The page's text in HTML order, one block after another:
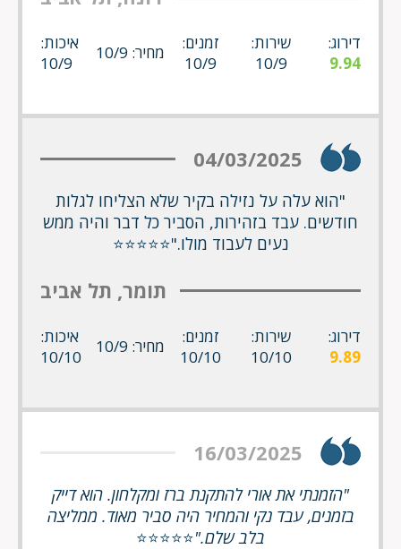
דירוג:
9.94
שירות:
10/9
זמנים:
10/9
מחיר: 10/9
איכות:
10/9
04/03/2025
"הוא עלה על נזילה בקיר שלא הצליחו לגלות
חודשים. עבד בזהירות, הסביר כל דבר והיה ממש
נעים לעבוד מולו."⭐⭐⭐⭐⭐
תומר, תל אביב
דירוג:
9.89
שירות:
10/10
זמנים:
10/10
מחיר: 10/9
איכות:
10/10
16/03/2025
"הזמנתי את אורי להתקנת ברז ומקלחון. הוא דייק
בזמנים, עבד נקי והמחיר היה סביר מאוד. ממליצה
בלב שלם."⭐⭐⭐⭐⭐